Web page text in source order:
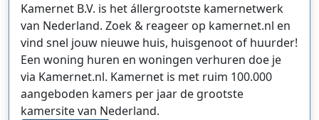
Kamernet B.V. is het állergrootste kamernetwerk
van Nederland. Zoek & reageer op kamernet.nl en
vind snel jouw nieuwe huis, huisgenoot of huurder!
Een woning huren en woningen verhuren doe je
via Kamernet.nl. Kamernet is met ruim 100.000
aangeboden kamers per jaar de grootste
kamersite van Nederland.